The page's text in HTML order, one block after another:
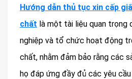
Hướng dẫn thủ tục xin cấp
chất là một tài liệu quan trọng
nghiệp và tổ chức hoạt động
chất, nhằm đảm bảo rằng các
họ đáp ứng đầy đủ các yêu